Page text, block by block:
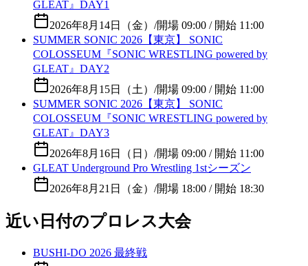
GLEAT』DAY1
2026年8月14日（金） /開場 09:00 / 開始 11:00
SUMMER SONIC 2026【東京】 SONIC
COLOSSEUM『SONIC WRESTLING powered by
GLEAT』DAY2
2026年8月15日（土） /開場 09:00 / 開始 11:00
SUMMER SONIC 2026【東京】 SONIC
COLOSSEUM『SONIC WRESTLING powered by
GLEAT』DAY3
2026年8月16日（日） /開場 09:00 / 開始 11:00
GLEAT Underground Pro Wrestling 1stシーズン
2026年8月21日（金） /開場 18:00 / 開始 18:30
近い日付のプロレス大会
BUSHI-DO 2026 最終戦